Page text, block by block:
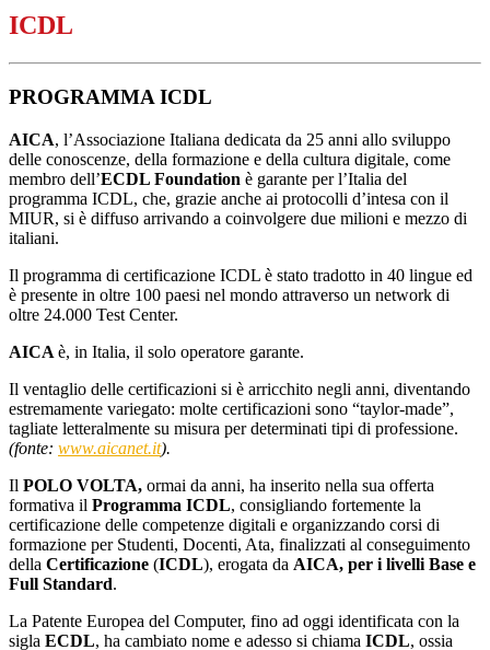
ICDL
PROGRAMMA ICDL
AICA, l’Associazione Italiana dedicata da 25 anni allo sviluppo
delle conoscenze, della formazione e della cultura digitale, come
membro dell’ECDL Foundation è garante per l’Italia del
programma ICDL, che, grazie anche ai protocolli d’intesa con il
MIUR, si è diffuso arrivando a coinvolgere due milioni e mezzo di
italiani.
Il programma di certificazione ICDL è stato tradotto in 40 lingue ed
è presente in oltre 100 paesi nel mondo attraverso un network di
oltre 24.000 Test Center.
AICA è, in Italia, il solo operatore garante.
Il ventaglio delle certificazioni si è arricchito negli anni, diventando
estremamente variegato: molte certificazioni sono “taylor-made”,
tagliate letteralmente su misura per determinati tipi di professione.
(fonte: www.aicanet.it).
Il POLO VOLTA, ormai da anni, ha inserito nella sua offerta
formativa il Programma ICDL, consigliando fortemente la
certificazione delle competenze digitali e organizzando corsi di
formazione per Studenti, Docenti, Ata, finalizzati al conseguimento
della Certificazione (ICDL), erogata da AICA, per i livelli Base e
Full Standard.
La Patente Europea del Computer, fino ad oggi identificata con la
sigla ECDL, ha cambiato nome e adesso si chiama ICDL, ossia